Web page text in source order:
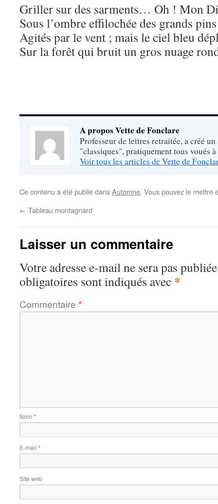
Griller sur des sarments… Oh ! Mon
Sous l’ombre effilochée des grands
Agités par le vent ; mais le ciel bleu
Sur la forêt qui bruit un gros nuage
A propos Vette de Fonclare
Professeur de lettres retraitée, a créé
"classiques", pratiquement tous voués
Voir tous les articles de Vette de
Ce contenu a été publié dansAutomne. Vous pouvez le mettre
← Tableau montagnard
Laisser un commentaire
Votre adresse e-mail ne sera pas
obligatoires sont indiqués avec *
Commentaire *
Nom *
E-mail *
Site web